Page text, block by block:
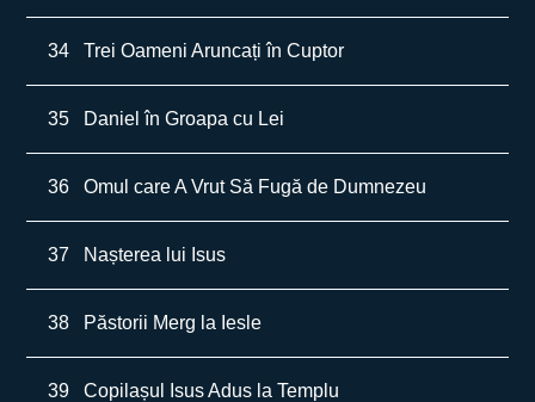
34 Trei Oameni Aruncați în Cuptor
35 Daniel în Groapa cu Lei
36 Omul care A Vrut Să Fugă de Dumnezeu
37 Nașterea lui Isus
38 Păstorii Merg la Iesle
39 Copilașul Isus Adus la Templu